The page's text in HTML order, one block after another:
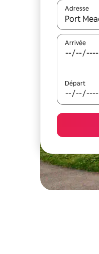
Adresse
Lorsque
Arrivée
Départ